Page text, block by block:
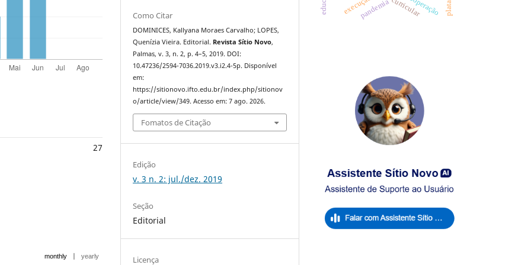
27
monthly | yearly
Como Citar
DOMINICES, Kallyana Moraes Carvalho; LOPES,
Quenízia Vieira. Editorial. Revista Sítio Novo,
Palmas, v. 3, n. 2, p. 4–5, 2019. DOI:
10.47236/2594-7036.2019.v3.i2.4-5p. Disponível
em:
https://sitionovo.ifto.edu.br/index.php/sitionov
o/article/view/349. Acesso em: 7 ago. 2026.
Fomatos de Citação
Edição
v. 3 n. 2: jul./dez. 2019
Seção
Editorial
Licença
pandemia